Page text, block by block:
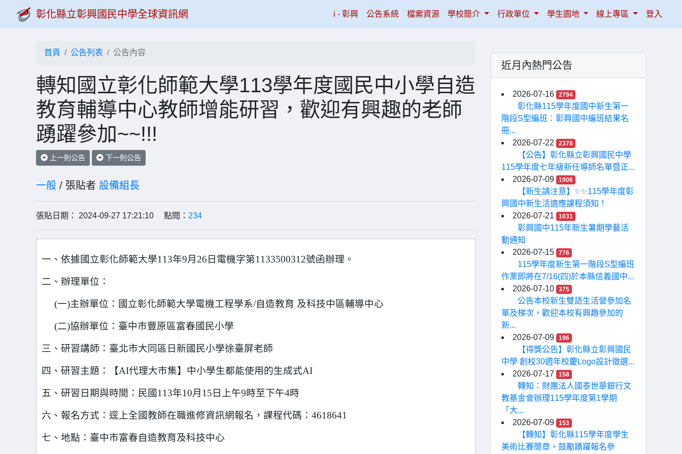
彰化縣立彰興國民中學全球資訊網 i - 彰興(current)
公告系統 檔案資源 學校簡介 行政單位 學生園地 線上專區 登入
首頁 公告列表 公告內容
轉知國立彰化師範大學113學年度國民中小學自造
教育輔導中心教師增能研習，歡迎有興趣的老師
踴躍參加~~!!!
上一則公告 下一則公告
一般 / 張貼者 設備組長
張貼日期： 2024-09-27 17:21:10 點閱： 234
一、依據國立彰化師範大學113年9月26日電機字第1133500312號函辦理。
二、辦理單位：
(一)主辦單位：國立彰化師範大學電機工程學系/自造教育 及科技中區輔導中心
(二)協辦單位：臺中市豐原區富春國民小學
三、研習講師：臺北市大同區日新國民小學徐臺屏老師
四、研習主題：【AI代理大市集】中小學生都能使用的生成式AI
五、研習日期與時間：民國113年10月15日上午9時至下午4時
六、報名方式：逕上全國教師在職進修資訊網報名，課程代碼：4618641
七、地點：臺中市富春自造教育及科技中心
近月內熱門公告
2026-07-16 2794
彰化縣115學年度國中新生第一
階段S型編班：彰興國中編班結果名
冊...
2026-07-22
2378
【公告】彰化縣立彰興國民中學
115學年度七年級新任導師名單暨正...
2026-07-09
1906
【新生請注意】✨✨115學年度彰
興國中新生活適應課程須知！
2026-07-21
1031
彰興國中115年新生暑期學藝活
動通知
2026-07-15
776
115學年度新生第一階段S型編班
作業即將在7/16(四)於本縣信義國中...
2026-07-10
375
公告本校新生雙語生活營參加名
單及梯次，歡迎本校有興趣參加的
新...
2026-07-09
196
【得獎公告】彰化縣立彰興國民
中學 創校30週年校慶Logo設計徵選...
2026-07-17
158
轉知：財團法人國泰世華銀行文
教基金會辦理115學年度第1學期
「大...
2026-07-09
153
【轉知】彰化縣115學年度學生
美術比賽簡章，鼓勵踴躍報名參